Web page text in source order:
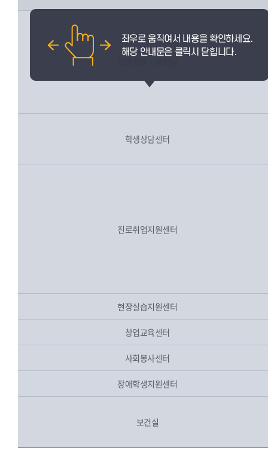
학생상담센터
진로취업지원센터
현장실습지원센터
창업교육센터
사회봉사센터
장애학생지원센터
보건실